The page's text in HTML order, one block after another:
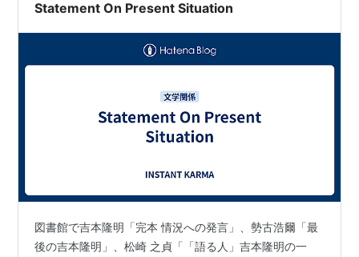
Statement On Present Situation
図書館で吉本隆明「完本 情況への発言」、勢古浩爾「最
後の吉本隆明」、松崎 之貞「「語る人」吉本隆明の一